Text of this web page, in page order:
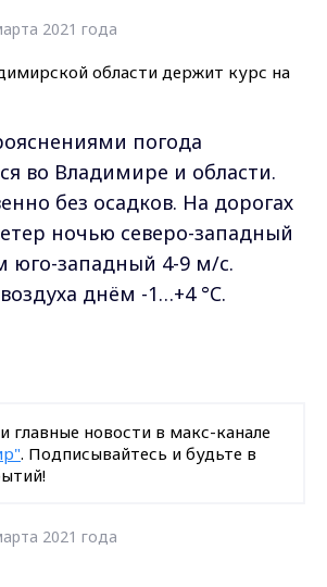
2021 года
погода
во Владимире и области.
без осадков. На дорогах
ночью северо-западный
юго-западный 4-9 м/с.
днём -1…+4 °C.
главные новости в макс-канале
. Подписывайтесь и будьте в
2021 года